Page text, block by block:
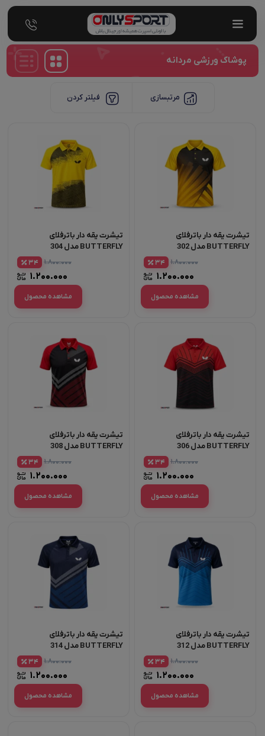
پوشاک ورزشی مردانه
مرتبسازی فیلتر کردن
تیشرت یقه دار باترفلای
BUTTERFLY مدل 302
۱.۸۰۰.۰۰۰
۱.۲۰۰.۰۰۰
34
مشاهده محصول
تیشرت یقه دار باترفلای
BUTTERFLY مدل 304
۱.۸۰۰.۰۰۰
۱.۲۰۰.۰۰۰
34
مشاهده محصول
تیشرت یقه دار باترفلای
BUTTERFLY مدل 306
۱.۸۰۰.۰۰۰
۱.۲۰۰.۰۰۰
34
مشاهده محصول
تیشرت یقه دار باترفلای
BUTTERFLY مدل 308
۱.۸۰۰.۰۰۰
۱.۲۰۰.۰۰۰
34
مشاهده محصول
تیشرت یقه دار باترفلای
BUTTERFLY مدل 312
۱.۸۰۰.۰۰۰
۱.۲۰۰.۰۰۰
34
مشاهده محصول
تیشرت یقه دار باترفلای
BUTTERFLY مدل 314
۱.۸۰۰.۰۰۰
۱.۲۰۰.۰۰۰
34
مشاهده محصول